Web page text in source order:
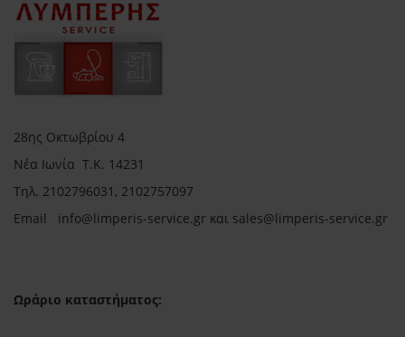
28ης Οκτωβρίου 4
Νέα Ιωνία Τ.Κ. 14231
Τηλ. 2102796031, 2102757097
Email info@limperis-service.gr και sales@limperis-service.gr
Ωράριο καταστήματος: